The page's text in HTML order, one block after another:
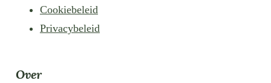
Cookiebeleid
Privacybeleid
Over